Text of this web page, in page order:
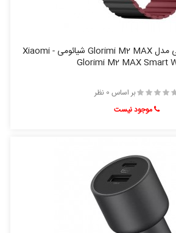
ساعت هوشمند گلوریمی مدل Glorimi M2 MAX شیائومی - Xiaomi
Glorimi M2 MAX Smart
بر اساس 0 نظر
موجود نیست